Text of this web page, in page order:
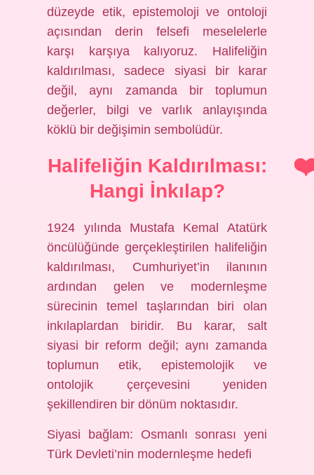
düzeyde etik, epistemoloji ve ontoloji
açısından derin felsefi meselelerle
karşı karşıya kalıyoruz. Halifeliğin
kaldırılması, sadece siyasi bir karar
değil, aynı zamanda bir toplumun
değerler, bilgi ve varlık anlayışında
köklü bir değişimin sembolüdür.
Halifeliğin Kaldırılması:
Hangi İnkılap?
1924 yılında Mustafa Kemal Atatürk
öncülüğünde gerçekleştirilen halifeliğin
kaldırılması, Cumhuriyet’in ilanının
ardından gelen ve modernleşme
sürecinin temel taşlarından biri olan
inkılaplardan biridir. Bu karar, salt
siyasi bir reform değil; aynı zamanda
toplumun etik, epistemolojik ve
ontolojik çerçevesini yeniden
şekillendiren bir dönüm noktasıdır.
Siyasi bağlam: Osmanlı sonrası yeni
Türk Devleti’nin modernleşme hedefi